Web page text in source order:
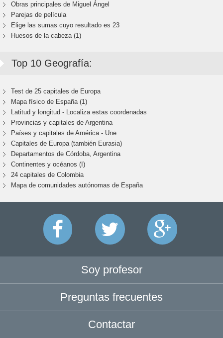
Obras principales de Miguel Ángel
Parejas de película
Elige las sumas cuyo resultado es 23
Huesos de la cabeza (1)
Top 10 Geografía:
Test de 25 capitales de Europa
Mapa físico de España (1)
Latitud y longitud - Localiza estas coordenadas
Provincias y capitales de Argentina
Países y capitales de América - Une
Capitales de Europa (también Eurasia)
Departamentos de Córdoba, Argentina
Continentes y océanos (I)
24 capitales de Colombia
Mapa de comunidades autónomas de España
Soy profesor
Preguntas frecuentes
Contactar